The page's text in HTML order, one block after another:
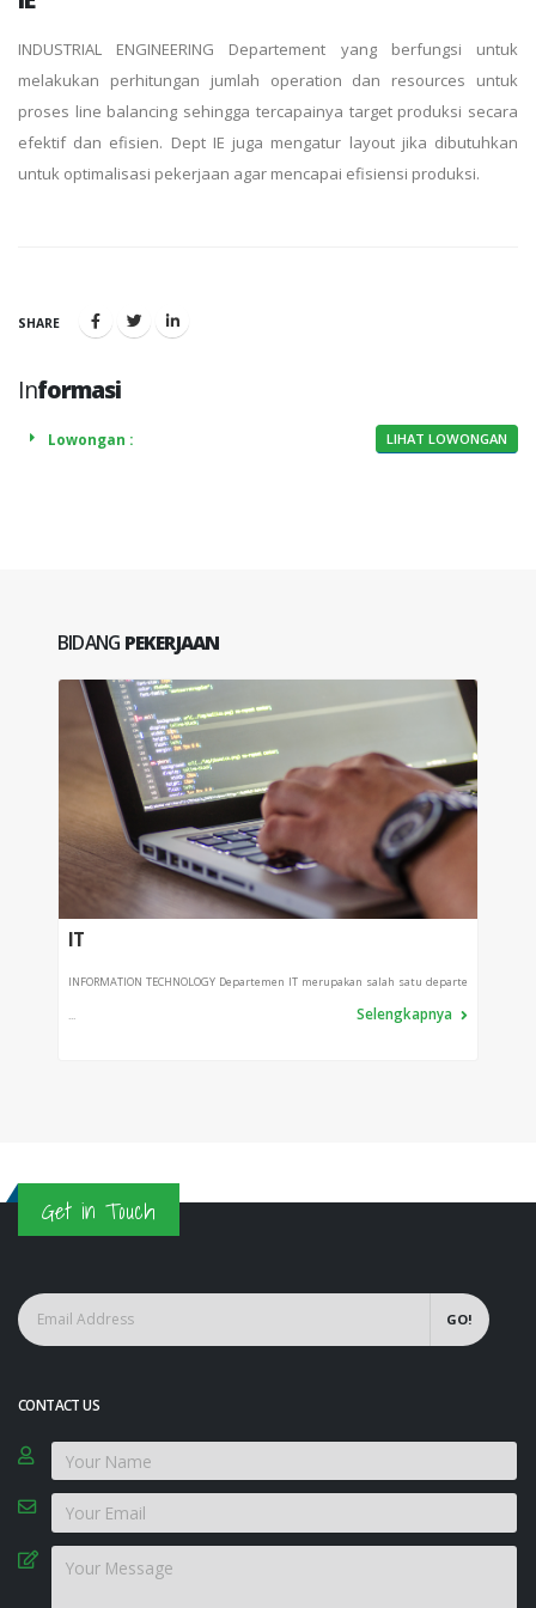
INDUSTRIAL ENGINEERING Departement yang berfungsi untuk
melakukan perhitungan jumlah operation dan resources untuk
proses line balancing sehingga tercapainya target produksi secara
efektif dan efisien. Dept IE juga mengatur layout jika dibutuhkan
untuk optimalisasi pekerjaan agar mencapai efisiensi produksi.
SHARE
Informasi
Lowongan : LIHAT LOWONGAN
BIDANG PEKERJAAN
IT
INFORMATION TECHNOLOGY Departemen IT merupakan salah satu departe
... Selengkapnya
Get in Touch
GO!
CONTACT US